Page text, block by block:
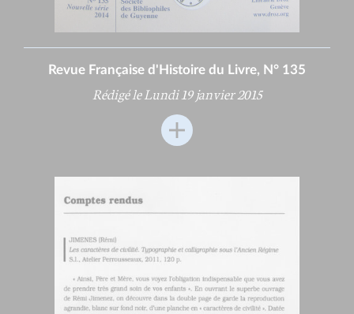
Revue Française d'Histoire du Livre, N° 135
Rédigé le Lundi 19 janvier 2015